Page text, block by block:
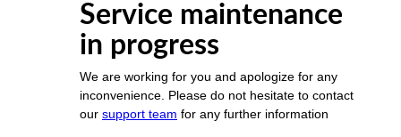
Service maintenance
in progress
We are working for you and apologize for any
inconvenience. Please do not hesitate to contact
our support team for any further information